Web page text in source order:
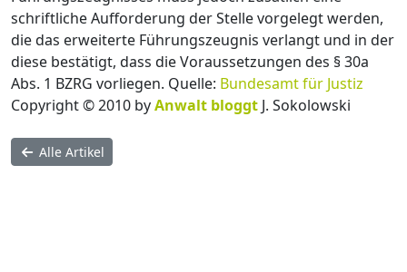
schriftliche Aufforderung der Stelle vorgelegt werden,
die das erweiterte Führungszeugnis verlangt und in der
diese bestätigt, dass die Voraussetzungen des § 30a
Abs. 1 BZRG vorliegen. Quelle: Bundesamt für Justiz
Copyright © 2010 byAnwalt bloggt J. Sokolowski
Alle Artikel